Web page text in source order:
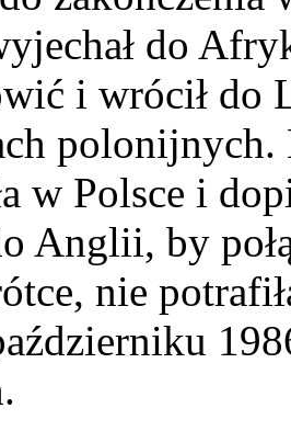
do
i wrócił do
polonijnych.
w Polsce i
Anglii, by
nie